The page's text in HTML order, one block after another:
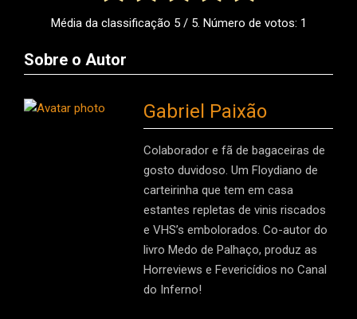
Média da classificação 5/ 5. Número de votos: 1
Sobre o Autor
Gabriel Paixão
Colaborador e fã de bagaceiras de
gosto duvidoso. Um Floydiano de
carteirinha que tem em casa
estantes repletas de vinis riscados
e VHS’s embolorados. Co-autor do
livro Medo de Palhaço, produz as
Horreviews e Fevericídios no Canal
do Inferno!